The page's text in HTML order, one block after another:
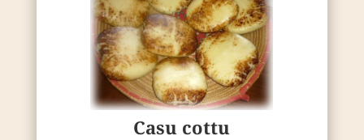
Casu cottu